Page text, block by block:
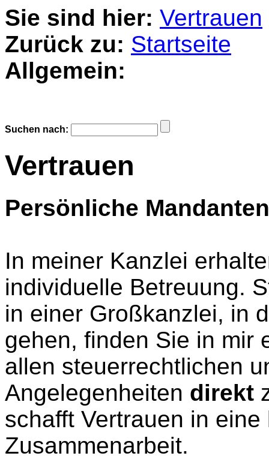
Sie sind hier: Vertrauen
Zurück zu: Startseite
Allgemein:
Suchen nach:
Vertrauen
Persönliche
In meiner Kanzlei
individuelle Betreuung.
in einer Großkanzlei, in
gehen, finden Sie in mir
allen steuerrechtlichen
Angelegenheiten direkt
schafft Vertrauen in
Zusammenarbeit.